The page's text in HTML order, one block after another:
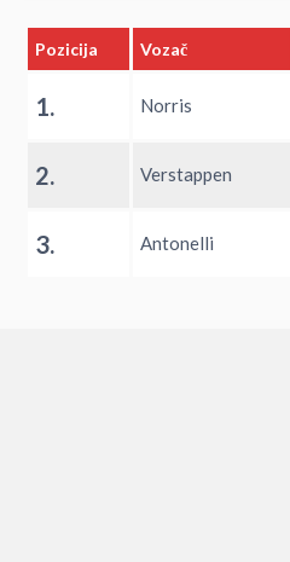
Pozicija Vozač
1. Norris
2. Verstappen
3. Antonelli